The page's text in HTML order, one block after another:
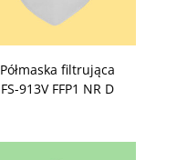
Półmaska filtrująca
FS-913V FFP1 NR D